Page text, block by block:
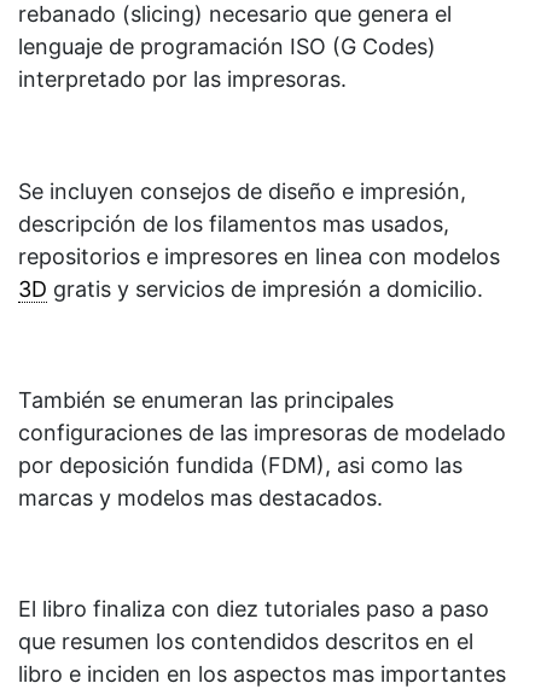
rebanado (slicing) necesario que genera el
lenguaje de programación ISO (G Codes)
interpretado por las impresoras.
Se incluyen consejos de diseño e impresión,
descripción de los filamentos mas usados,
repositorios e impresores en linea con modelos
3D gratis y servicios de impresión a domicilio.
También se enumeran las principales
configuraciones de las impresoras de modelado
por deposición fundida (FDM), asi como las
marcas y modelos mas destacados.
El libro finaliza con diez tutoriales paso a paso
que resumen los contendidos descritos en el
libro e inciden en los aspectos mas importantes